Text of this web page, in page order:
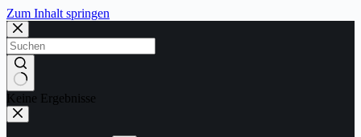
Zum Inhalt springen
Keine Ergebnisse